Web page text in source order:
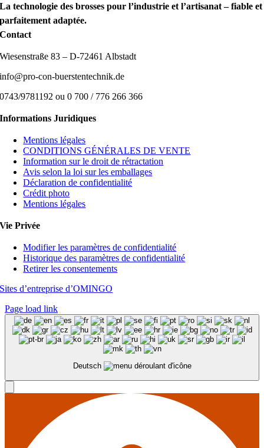
La technologie des brosses pour l’industrie et l’artisanat – fiable et
parfaitement adaptée.
Contact
Wiesenstraße 83 – D-72461 Albstadt
info@pro-con-buerstentechnik.de
0743/9781192 ou 0 700 / 776 266 366
Informations Juridiques
Mentions légales
CONDITIONS GÉNÉRALES DE VENTE
Information sur le droit de rétractation
Avis selon la loi sur les emballages
Déclaration de confidentialité
Crédit photo
Mentions légales
Vie Privée
Modifier les paramètres de confidentialité
Historique des paramètres de confidentialité
Retirer les consentements
Sites d’entreprise d’OMINGO
Page load link
Deutsch